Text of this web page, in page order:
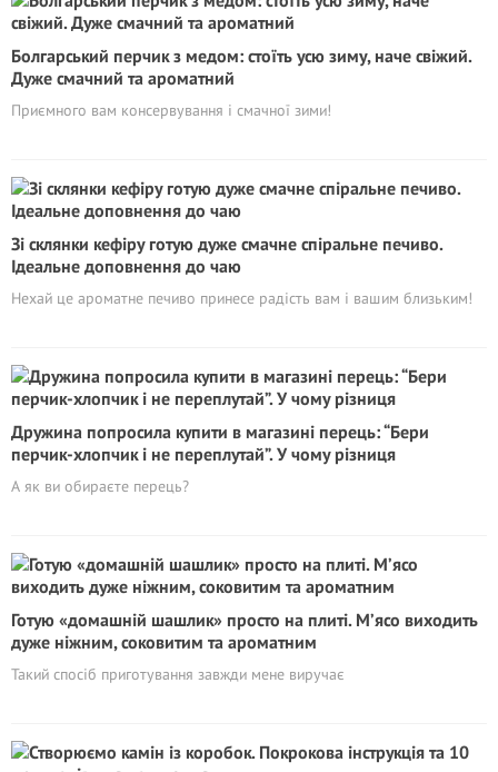
Болгарський перчик з медом: стоїть усю зиму, наче свіжий.
Дуже смачний та ароматний
Приємного вам консервування і смачної зими!
Зі склянки кефіру готую дуже смачне спіральне печиво.
Ідеальне доповнення до чаю
Нехай це ароматне печиво принесе радість вам і вашим близьким!
Дружина попросила купити в магазині перець: “Бери
перчик-хлопчик і не переплутай”. У чому різниця
А як ви обираєте перець?
Готую «домашній шашлик» просто на плиті. М’ясо виходить
дуже ніжним, соковитим та ароматним
Такий спосіб приготування завжди мене виручає